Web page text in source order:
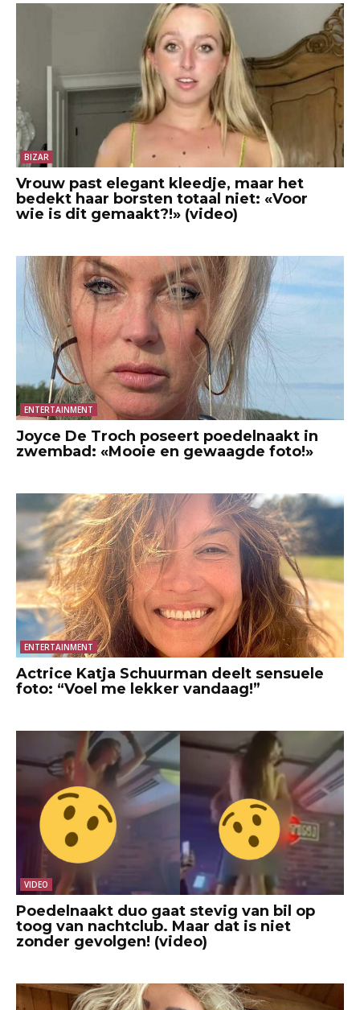
BIZAR
Vrouw past elegant kleedje, maar het
bedekt haar borsten totaal niet: «Voor
wie is dit gemaakt?!» (video)
ENTERTAINMENT
Joyce De Troch poseert poedelnaakt in
zwembad: «Mooie en gewaagde foto!»
ENTERTAINMENT
Actrice Katja Schuurman deelt sensuele
foto: “Voel me lekker vandaag!”
VIDEO
Poedelnaakt duo gaat stevig van bil op
toog van nachtclub. Maar dat is niet
zonder gevolgen! (video)